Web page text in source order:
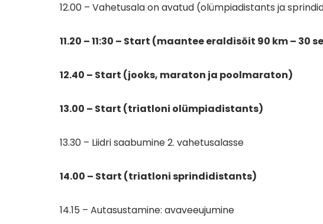
12.00 – Vahetusala on avatud (olümpiadistants ja
11.20 – 11:30 – Start (maantee eraldisõit 90 km –
12.40 – Start (jooks, maraton ja poolmaraton)
13.00 – Start (triatloni olümpiadistants)
13.30 – Liidri saabumine 2. vahetusalasse
14.00 – Start (triatloni sprindidistants)
14.15 – Autasustamine: avaveeujumine